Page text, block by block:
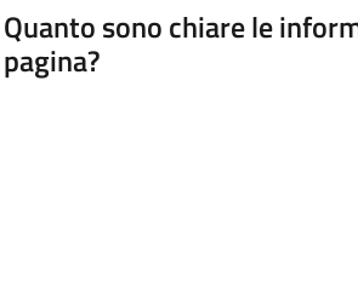
Quanto sono chiare le
pagina?